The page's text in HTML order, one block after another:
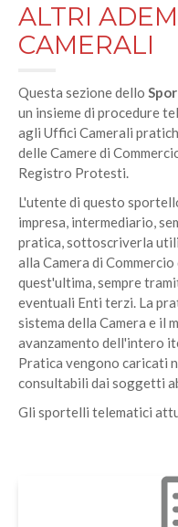
ALTRI
CAMERALI
Questa sezione dello
un insieme di procedure
agli Uffici Camerali
delle Camere di
Registro Protesti.
L'utente di questo
impresa, intermediario,
pratica, sottoscriverla
alla Camera di
quest'ultima, sempre
eventuali Enti terzi. La
sistema della Camera e il
avanzamento dell'intero
Pratica vengono caricati
consultabili dai soggetti
Gli sportelli telematici